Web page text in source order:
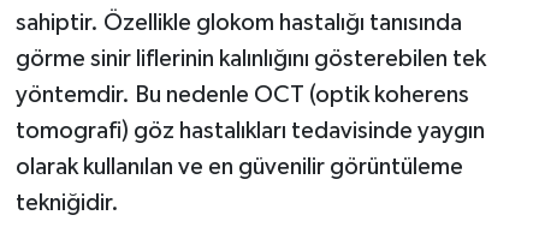
sahiptir. Özellikle glokom hastalığı tanısında
görme sinir liflerinin kalınlığını gösterebilen tek
yöntemdir. Bu nedenle OCT (optik koherens
tomografi) göz hastalıkları tedavisinde yaygın
olarak kullanılan ve en güvenilir görüntüleme
tekniğidir.